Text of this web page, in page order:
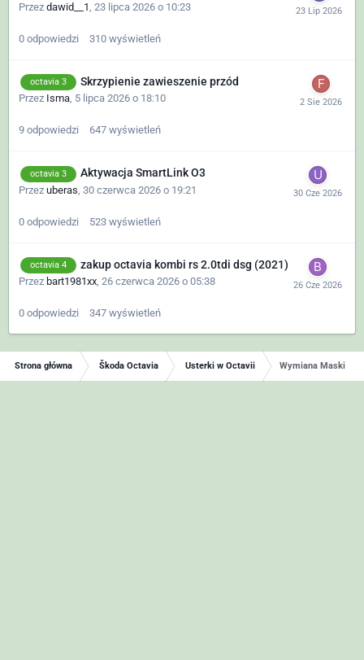
Przez dawid__1, 23 lipca 2026 o 10:23
0 odpowiedzi 310 wyświetleń
octavia 3 Skrzypienie zawieszenie przód
Przez Isma, 5 lipca 2026 o 18:10
9 odpowiedzi 647 wyświetleń
octavia 3 Aktywacja SmartLink O3
Przez uberas 30 czerwca 2026 o 19:21
0 odpowiedzi 523 wyświetleń
octavia 4 zakup octavia kombi rs 2.0tdi dsg (2021)
Przez bart1981xx, 26 czerwca 2026 o 05:38
0 odpowiedzi 347 wyświetleń
Strona główna Škoda Octavia Usterki w Octavii Wymiana Maski /